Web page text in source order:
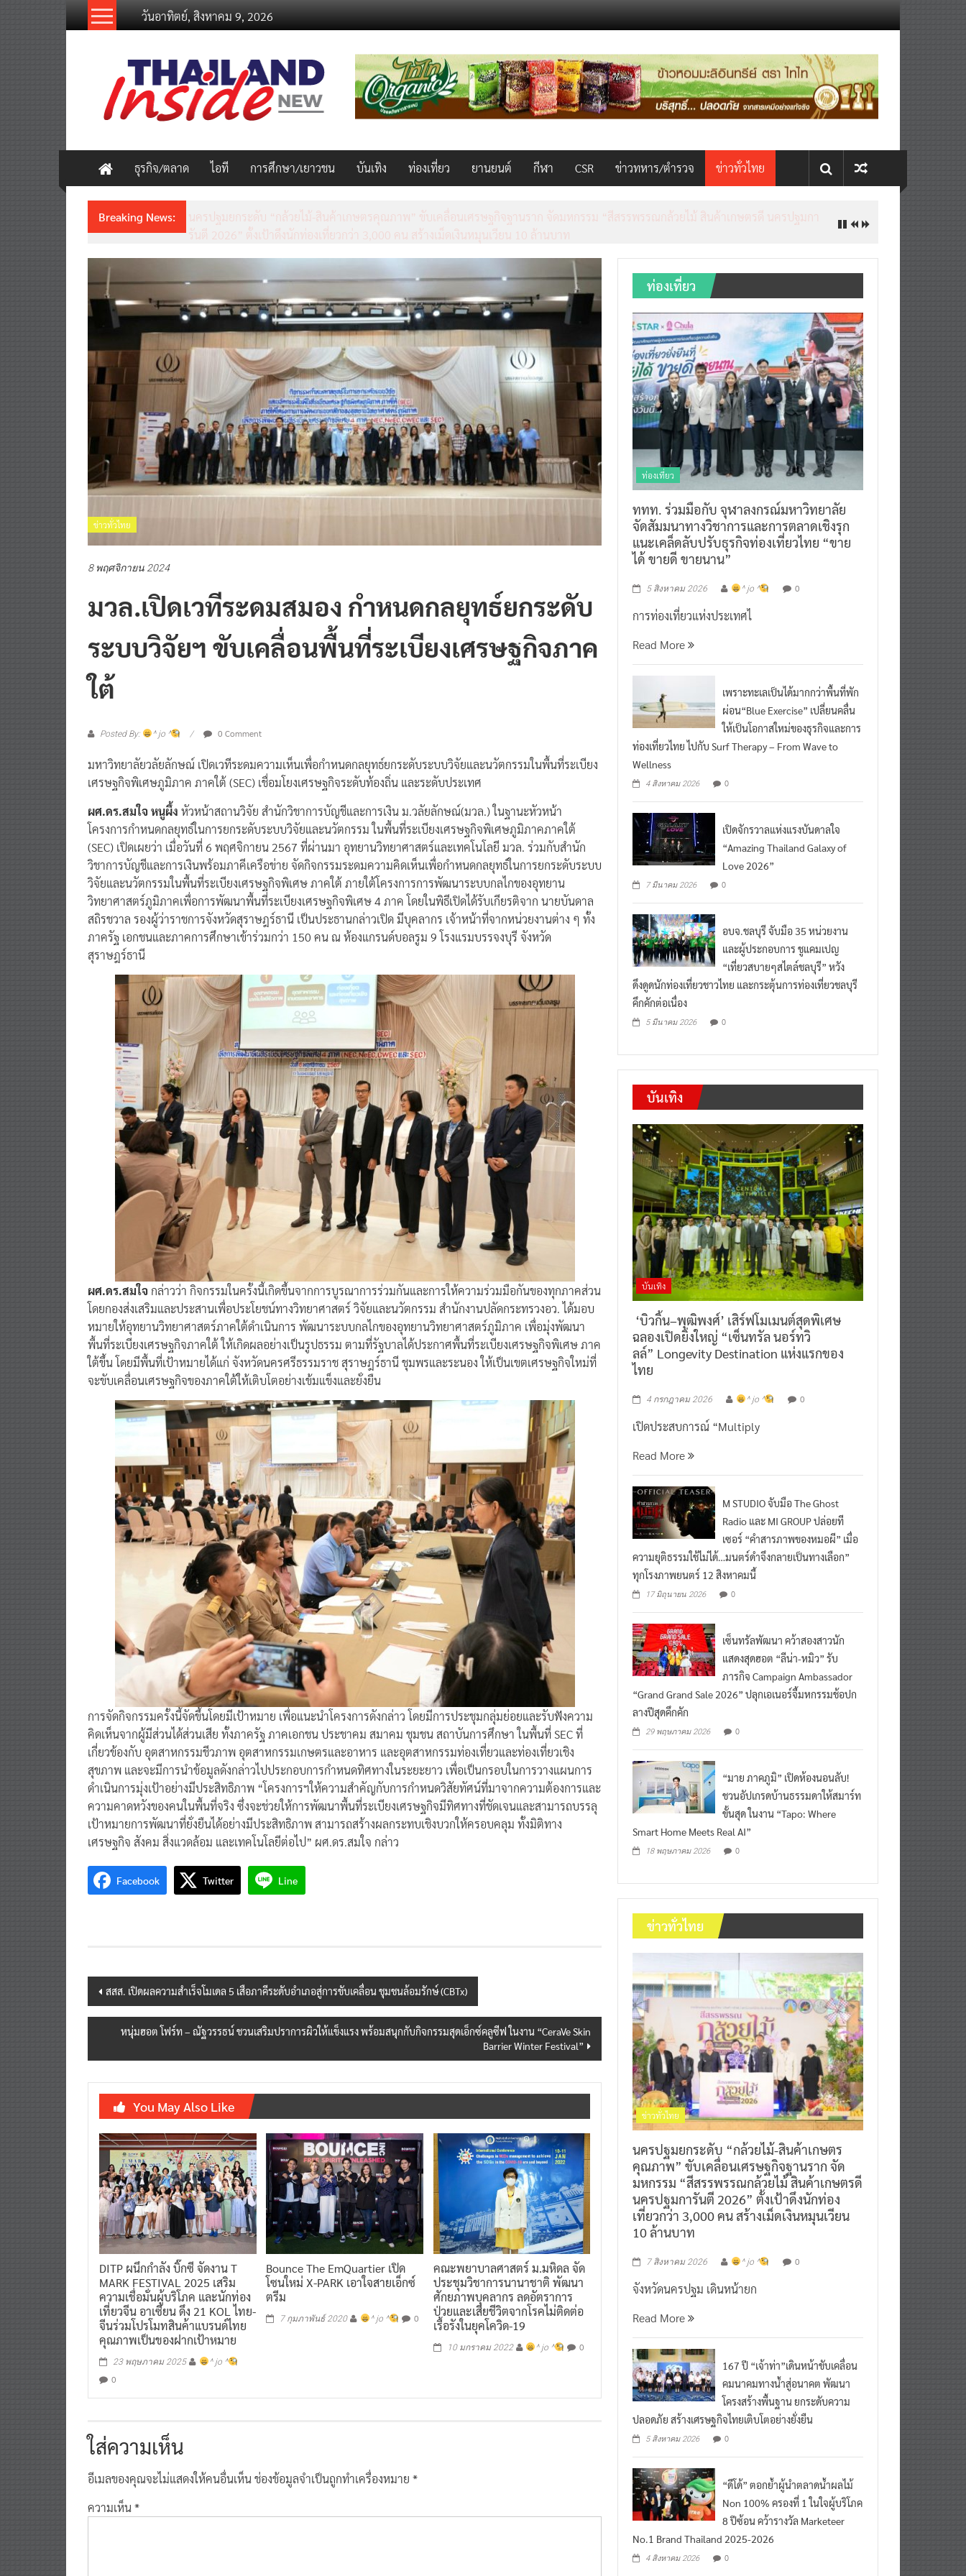
วันอาทิตย์, สิงหาคม 9, 2026
thailandinsidenew.com
Thailand
Inside
New
ธุรกิจ/ตลาด ไอที การศึกษา/เยาวชน บันเทิง ท่องเที่ยว ยานยนต์ กีฬา CSR ข่าวทหาร/ตำรวจ ข่าวทั่วไทย
Breaking News: ชวนรู้จักซิม my by NT เน็ตเร็ว แรง คุ้มค่าทั่วไทยพร้อมโอกาสสร้างรายได้เสริมผ่าน Lazada Affiliate
มวล.เปิดเวทีระดมสมอง กำหนดกลยุทธ์ยกระดับ
ระบบวิจัยฯ ขับเคลื่อนพื้นที่ระเบียงเศรษฐกิจภาค
ใต้
มหาวิทยาลัยวลัยลักษณ์ เปิดเวทีระดมความเห็นเพื่อกำหนดกลยุทธ์ยกระดับระบบวิจัยและนวัตกรรมในพื้นที่ระเบียง
เศรษฐกิจพิเศษภูมิภาค ภาคใต้ (SEC) เชื่อมโยงเศรษฐกิจระดับท้องถิ่น และระดับประเทศ
ผศ.ดร.สมใจ หนูผึ้ง
หัวหน้าสถานวิจัย สำนักวิชาการบัญชีและการเงิน ม.วลัยลักษณ์(มวล.) ในฐานะหัวหน้า
โครงการกำหนดกลยุทธ์ในการยกระดับระบบวิจัยและนวัตกรรม ในพื้นที่ระเบียงเศรษฐกิจพิเศษภูมิภาคภาคใต้
(SEC) เปิดเผยว่า เมื่อวันที่ 6 พฤศจิกายน 2567 ที่ผ่านมา อุทยานวิทยาศาสตร์และเทคโนโลยี มวล. ร่วมกับสำนัก
วิชาการบัญชีและการเงินพร้อมภาคีเครือข่าย จัดกิจกรรมระดมความคิดเห็นเพื่อกำหนดกลยุทธ์ในการยกระดับระบบ
วิจัยและนวัตกรรมในพื้นที่ระเบียงเศรษฐกิจพิเศษ ภาคใต้ ภายใต้โครงการการพัฒนาระบบกลไกของอุทยาน
วิทยาศาสตร์ภูมิภาคเพื่อการพัฒนาพื้นที่ระเบียงเศรษฐกิจพิเศษ 4 ภาค โดยในพิธีเปิดได้รับเกียรติจาก นายบันดาล
สถิรชวาล รองผู้ว่าราชการจังหวัดสุราษฎร์ธานี เป็นประธานกล่าวเปิด มีบุคลากร เจ้าหน้าที่จากหน่วยงานต่าง ๆ ทั้ง
ภาครัฐ เอกชนและภาคการศึกษาเข้าร่วมกว่า 150 คน ณ ห้องแกรนด์บอลรูม 9 โรงแรมบรรจงบุรี จังหวัด
สุราษฎร์ธานี
ผศ.ดร.สมใจกล่าวว่า กิจกรรมในครั้งนี้เกิดขึ้นจากการบูรณาการร่วมกันและการให้ความร่วมมือกันของทุกภาคส่วน
โดยกองส่งเสริมและประสานเพื่อประโยชน์ทางวิทยาศาสตร์ วิจัยและนวัตกรรม สำนักงานปลัดกระทรวงอว. ได้มอบ
หมายให้อุทยานวิทยาศาสตร์ภาคใต้ดำเนินการ พัฒนาระบบกลไกของอุทยานวิทยาศาสตร์ภูมิภาค เพื่อมุ่งพัฒนา
พื้นที่ระเบียงเศรษฐกิจภาคใต้ ให้เกิดผลอย่างเป็นรูปธรรม ตามที่รัฐบาลได้ประกาศพื้นที่ระเบียงเศรษฐกิจพิเศษ ภาค
ใต้ขึ้น โดยมีพื้นที่เป้าหมายได้แก่ จังหวัดนครศรีธรรมราช สุราษฎร์ธานี ชุมพรและระนอง ให้เป็นเขตเศรษฐกิจใหม่ที่
จะขับเคลื่อนเศรษฐกิจของภาคใต้ให้เติบโตอย่างเข้มแข็งและยั่งยืน
การจัดกิจกรรมครั้งนี้จัดขึ้นโดยมีเป้าหมาย เพื่อแนะนำโครงการดังกล่าว โดยมีการประชุมกลุ่มย่อยและรับฟังความ
คิดเห็นจากผู้มีส่วนได้ส่วนเสีย ทั้งภาครัฐ ภาคเอกชน ประชาคม สมาคม ชุมชน สถาบันการศึกษา ในพื้นที่ SEC ที่
เกี่ยวข้องกับ อุตสาหกรรมชีวภาพ อุตสาหกรรมเกษตรและอาหาร และอุตสาหกรรมท่องเที่ยวและท่องเที่ยวเชิง
สุขภาพ และจะมีการนำข้อมูลดังกล่าวไปประกอบการกำหนดทิศทางในระยะยาว เพื่อเป็นกรอบในการวางแผนการ
ดำเนินการมุ่งเป้าอย่างมีประสิทธิภาพ “โครงการฯให้ความสำคัญกับการกำหนดวิสัยทัศน์ที่มาจากความต้องการและ
ความคาดหวังของคนในพื้นที่จริง ซึ่งจะช่วยให้การพัฒนาพื้นที่ระเบียงเศรษฐกิจมีทิศทางที่ชัดเจนและสามารถบรรลุ
เป้าหมายการพัฒนาที่ยั่งยืนได้อย่างมีประสิทธิภาพ สามารถสร้างผลกระทบเชิงบวกให้ครอบคลุม ทั้งมิติทาง
เศรษฐกิจ สังคม สิ่งแวดล้อม และเทคโนโลยีต่อไป” ผศ.ดร.สมใจ กล่าว
Facebook Twitter Line
Post
navigation
สสส. เปิดผลความสำเร็จโมเดล 5 เสือภาคีระดับอำเภอสู่การขับเคลื่อน ชุมชนล้อมรักษ์ (CBTx)
หนุ่มฮอต โฟร์ท – ณัฐวรรธน์ ชวนเสริมปราการผิวให้แข็งแรง พร้อมสนุกกับกิจกรรมสุดเอ็กซ์คลูซีฟ ในงาน “CeraVe Skin
Barrier Winter Festival”
You May Also Like
DITP ผนึกกำลัง บิ๊กซี จัดงาน T
MARK FESTIVAL 2025 เสริม
ความเชื่อมั่นผู้บริโภค และนักท่อง
เที่ยวจีน อาเซียน ดึง 21 KOL ไทย-
จีนร่วมโปรโมทสินค้าแบรนด์ไทย
คุณภาพเป็นของฝากเป้าหมาย
0
Bounce The EmQuartier เปิด
โซนใหม่ X-PARK เอาใจสายเอ็กซ์
ตรีม
คณะพยาบาลศาสตร์ ม.มหิดล จัด
ประชุมวิชาการนานาชาติ พัฒนา
ศักยภาพบุคลากร ลดอัตราการ
ป่วยและเสียชีวิตจากโรคไม่ติดต่อ
เรื้อรังในยุคโควิด-19
10 มกราคม 2022
ใส่ความเห็น
อีเมลของคุณจะไม่แสดงให้คนอื่นเห็น ช่องข้อมูลจำเป็นถูกทำเครื่องหมาย
ความเห็น
ท่องเที่ยว
ท่องเที่ยว
ททท. ร่วมมือกับ จุฬาลงกรณ์มหาวิทยาลัย
จัดสัมมนาทางวิชาการและการตลาดเชิงรุก
แนะเคล็ดลับปรับธุรกิจท่องเที่ยวไทย “ขาย
ได้ ขายดี ขายนาน”
การท่องเที่ยวแห่งประเทศไ
ผ่อน“Blue Exercise” เปลี่ยนคลื่น
ให้เป็นโอกาสใหม่ของธุรกิจและการ
ท่องเที่ยวไทย ไปกับ Surf Therapy – From Wave to
Wellness
“Amazing Thailand Galaxy of
Love 2026”
0
และผู้ประกอบการ ชูแคมเปญ
“เที่ยวสบายๆสไตล์ชลบุรี” หวัง
ดึงดูดนักท่องเที่ยวชาวไทย และกระตุ้นการท่องเที่ยวชลบุรี
คึกคักต่อเนื่อง
บันเทิง
บันเทิง
‘บิวกิ้น–พุฒิพงศ์’ เสิร์ฟโมเมนต์สุดพิเศษ
ฉลองเปิดยิ่งใหญ่ “เซ็นทรัล นอร์ทวิ
ลล์” Longevity Destination แห่งแรกของ
ไทย
เปิดประสบการณ์ “Multiply
Radio และ MI GROUP ปล่อยที
เซอร์ “คำสารภาพของหมอผี” เมื่อ
ความยุติธรรมใช้ไม่ได้…มนตร์ดำจึงกลายเป็นทางเลือก”
ทุกโรงภาพยนตร์ 12 สิงหาคมนี้
แสดงสุดฮอต “ลีน่า-หมิว” รับ
ภารกิจ Campaign Ambassador
“Grand Grand Sale 2026” ปลุกเอเนอร์จี้มหกรรมช้อปก
ลางปีสุดคึกคัก
29 พฤษภาคม 2026
ชวนอัปเกรดบ้านธรรมดาให้สมาร์ท
ขั้นสุด ในงาน “Tapo: Where
Smart Home Meets Real AI”
ข่าวทั่วไทย
ข่าวทั่วไทย
นครปฐมยกระดับ “กล้วยไม้-สินค้าเกษตร
คุณภาพ” ขับเคลื่อนเศรษฐกิจฐานราก จัด
มหกรรม “สีสรรพรรณกล้วยไม้ สินค้าเกษตรดี
นครปฐมการันตี 2026” ตั้งเป้าดึงนักท่อง
เที่ยวกว่า 3,000 คน สร้างเม็ดเงินหมุนเวียน
10 ล้านบาท
167 ปี “เจ้าท่า”เดินหน้าขับเคลื่อน
คมนาคมทางน้ำสู่อนาคต พัฒนา
โครงสร้างพื้นฐาน ยกระดับความ
ปลอดภัย สร้างเศรษฐกิจไทยเติบโตอย่างยั่งยืน
0
Non 100% ครองที่ 1 ในใจผู้บริโภค
8 ปีซ้อน คว้ารางวัล Marketeer
No.1 Brand Thailand 2025-2026
0